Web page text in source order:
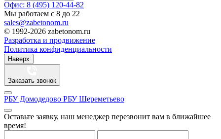
Офис: 8 (495) 120-44-82
Мы работаем с 8 до 22
sales@zabetonom.ru
© 1992-2026 zabetonom.ru
Разработка и продвижение
Политика конфиденциальности
Наверх
Заказать звонок
РБУ Домодедово РБУ Шереметьево
Оставьте заявку, наш менеджер перезвонит вам в ближайшее
время!